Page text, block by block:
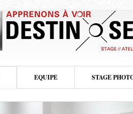
EQUIPE STAGE